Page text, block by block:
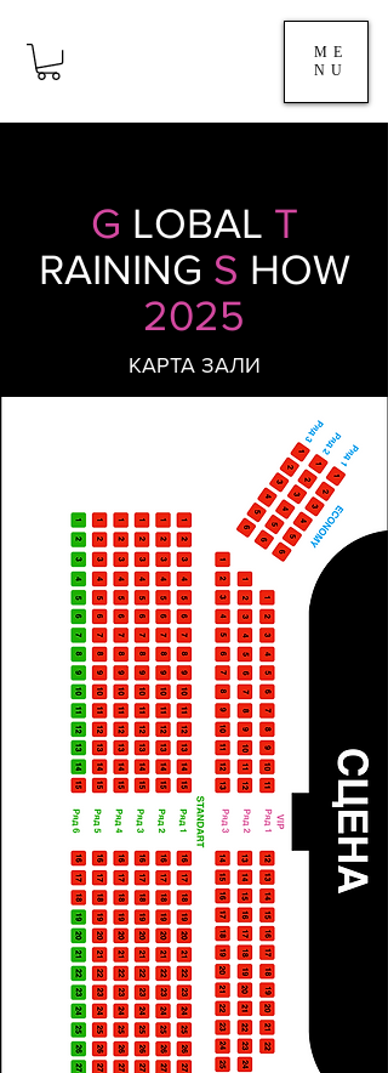
ME
NU
G LOBAL T
RAINING S HOW
2025
КАРТА ЗАЛИ